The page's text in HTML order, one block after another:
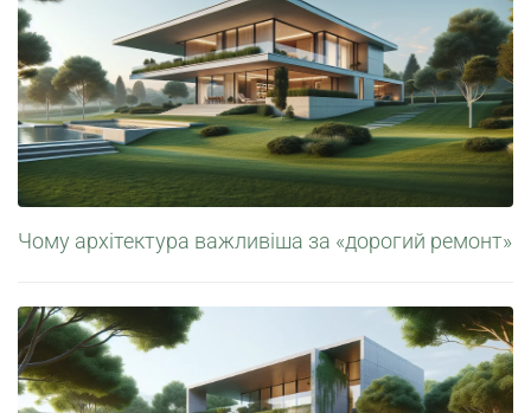
Чому архітектура важливіша за «дорогий ремонт»